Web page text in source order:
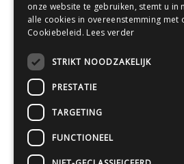
KvK 12053217
Persoonlijk advies
Premium kwaliteit
onze website te gebruiken, stemt u in
alle cookies in overeenstemming met
Cookiebeleid. Lees verder
STRIKT NOODZAKELIJK
PRESTATIE
TARGETING
FUNCTIONEEL